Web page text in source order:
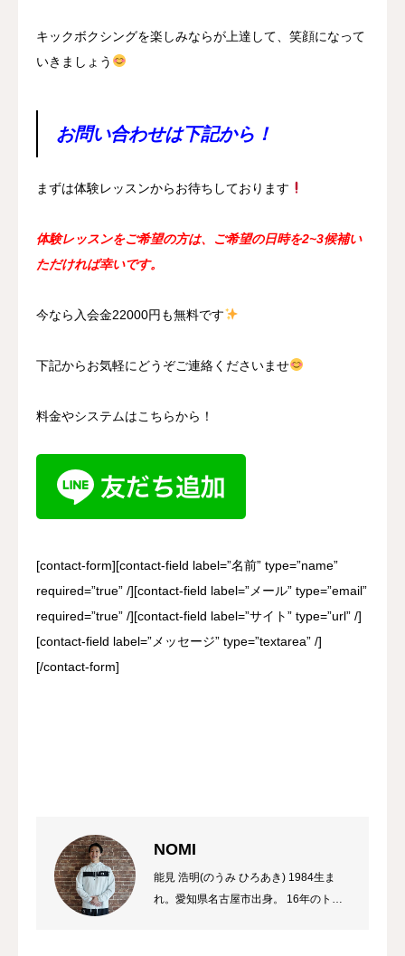
キックボクシングを楽しみならが上達して、笑顔になって
いきましょう
お問い合わせは下記から！
まずは体験レッスンからお待ちしております
体験レッスンをご希望の方は、ご希望の日時を2~3候補い
ただければ幸いです。
今なら入会金22000円も無料です
下記からお気軽にどうぞご連絡くださいませ
料金やシステムはこちらから！
[contact-form][contact-field label=”名前” type=”name”
required=”true” /][contact-field label=”メール” type=”email”
required=”true” /][contact-field label=”サイト” type=”url” /]
[contact-field label=”メッセージ” type=”textarea” /]
[/contact-form]
NOMI
能見 浩明(のうみ ひろあき) 1984生ま
れ。愛知県名古屋市出身。 16年のトレ